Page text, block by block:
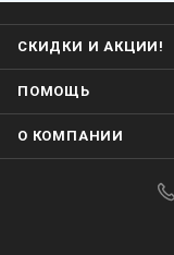
СКИДКИ И АКЦИИ!
ПОМОЩЬ
О КОМПАНИИ